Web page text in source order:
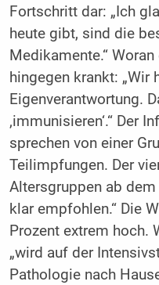
Fortschritt dar: „Ich
heute gibt, sind die
Medikamente.“
hingegen krankt: „Wir
Eigenverantwortung.
‚immunisieren‘.“ Der
sprechen von einer
Teilimpfungen. Der
Altersgruppen ab
klar empfohlen.“ Die
Prozent extrem hoch.
„wird auf der
Pathologie nach